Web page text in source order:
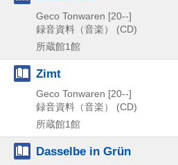
Geco Tonwaren [20--]
録音資料（音楽） (CD)
所蔵館1館
Zimt
Geco Tonwaren [20--]
録音資料（音楽） (CD)
所蔵館1館
Dasselbe in Grün